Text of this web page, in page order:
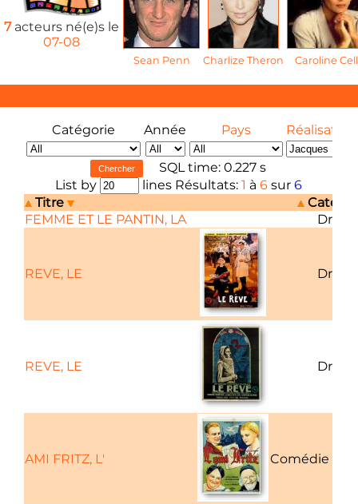
7acteurs né(e)s le
07-08
Sean Penn Charlize Theron Caroline
Catégorie Année Pays Réalisateur
SQL time: 0.227 s
List by
lines Résultats: 1 à 6sur 6
Titre
FEMME ET LE PANTIN, LA
REVE, LE
REVE, LE
AMI FRITZ, L' Comédie